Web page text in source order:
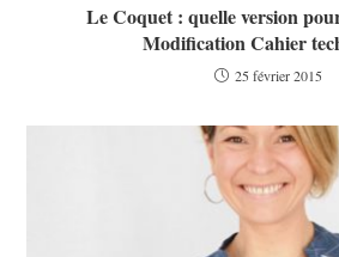
Le Coquet : quelle version
Modification Cahier
25 février 2015